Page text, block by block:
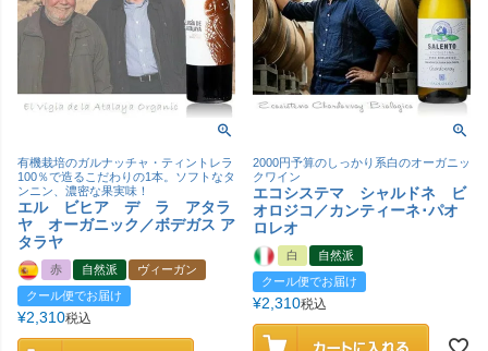
有機栽培のガルナッチャ・ティントレラ
100％で造るこだわりの1本。ソフトなタ
ンニン、濃密な果実味！
エル ビヒア デ ラ アタラ
ヤ オーガニック／ボデガス ア
タラヤ
赤 自然派
ヴィーガン
クール便でお届け
¥2,310税込
2000円予算のしっかり系白のオーガニッ
クワイン
エコシステマ シャルドネ ビ
オロジコ／カンティーネ･パオ
ロレオ
白
自然派
クール便でお届け
¥2,310税込